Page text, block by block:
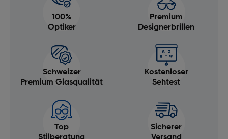
100%
Optiker
Premium
Designerbrillen
Schweizer
Premium Glasqualität
Kostenloser
Sehtest
Top
Sicherer